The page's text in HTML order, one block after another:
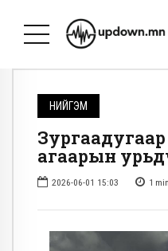
НИЙГЭМ
агаарын
2026-06-01 15:03 1 min